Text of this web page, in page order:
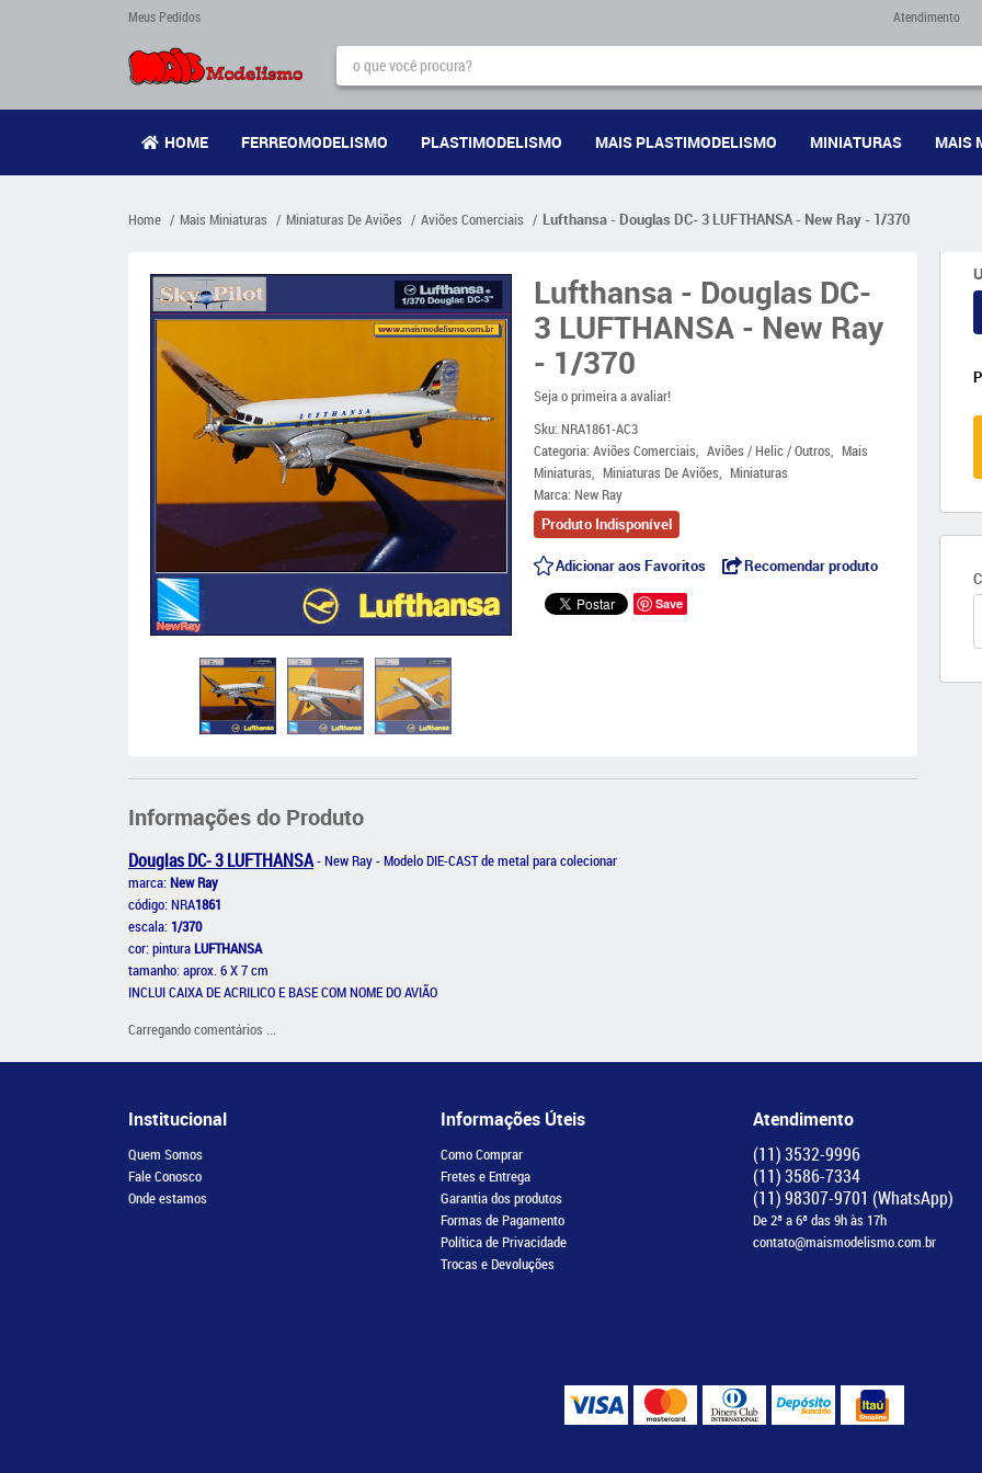
Meus Pedidos Atendimento
HOME FERREOMODELISMO PLASTIMODELISMO MAIS PLASTIMODELISMO MINIATURAS MAIS
Home Mais Miniaturas Miniaturas De Aviões Aviões Comerciais Lufthansa - Douglas DC- 3 LUFTHANSA - New Ray - 1/370
Lufthansa - Douglas DC-
3 LUFTHANSA - New Ray
- 1/370
Seja o primeira a avaliar!
Sku: NRA1861-AC3
Categoria:Aviões Comerciais Aviões / Helic / Outros
Mais
Miniaturas
Miniaturas De Aviões
Miniaturas
Marca: New Ray
Produto Indisponível
Adicionar aos Favoritos Recomendar produto
Save
Informações do Produto
Douglas DC- 3 LUFTHANSA- New Ray - Modelo DIE-CAST de metal para colecionar
marca:New Ray
código: NRA1861
escala: 1/370
cor: pinturaLUFTHANSA
tamanho: aprox. 6 X 7 cm
INCLUI CAIXA DE ACRILICO E BASE COM NOME DO AVIÃO
Carregando comentários ...
Institucional
Quem Somos
Fale Conosco
Onde estamos
Informações Úteis
Como Comprar
Fretes e Entrega
Garantia dos produtos
Formas de Pagamento
Política de Privacidade
Trocas e Devoluções
Atendimento
(11)3532-9996
(11)3586-7334
(11)98307-9701 (WhatsApp)
De 2ª a 6ª das 9h às 17h
contato@maismodelismo.com.br